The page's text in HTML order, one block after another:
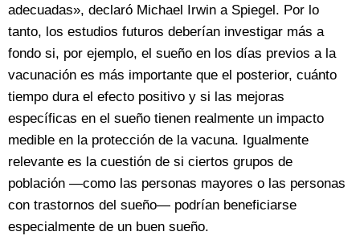
adecuadas», declaró Michael Irwin a Spiegel. Por lo
tanto, los estudios futuros deberían investigar más a
fondo si, por ejemplo, el sueño en los días previos a la
vacunación es más importante que el posterior, cuánto
tiempo dura el efecto positivo y si las mejoras
específicas en el sueño tienen realmente un impacto
medible en la protección de la vacuna. Igualmente
relevante es la cuestión de si ciertos grupos de
población —como las personas mayores o las personas
con trastornos del sueño— podrían beneficiarse
especialmente de un buen sueño.